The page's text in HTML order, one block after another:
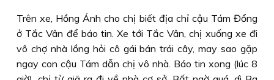
Trên xe, Hồng Ánh cho chị biết địa chỉ cậu Tám Đổng
ở Tắc Vân để báo tin. Xe tới Tắc Vân, chị xuống xe đi
vô chợ nhà lồng hỏi cô gái bán trái cây, may sao gặp
ngay con cậu Tám dẫn chị vô nhà. Báo tin xong (lúc 8